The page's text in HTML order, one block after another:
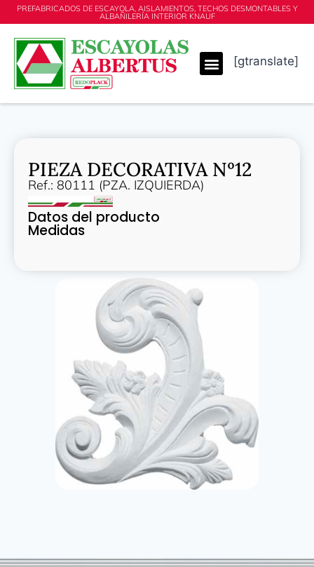
PREFABRICADOS DE ESCAYOLA, AISLAMIENTOS, TECHOS DESMONTABLES Y
ALBAÑILERÍA INTERIOR KNAUF
[gtranslate]
PIEZA DECORATIVA Nº12
Ref.: 80111 (PZA. IZQUIERDA)
Datos del producto
Medidas